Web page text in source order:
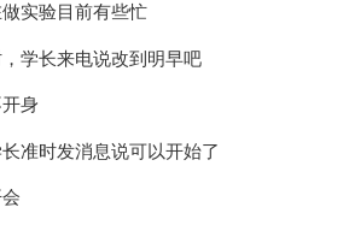
实验目前有些忙
学长来电说改到明早吧
身
准时发消息说可以开始了